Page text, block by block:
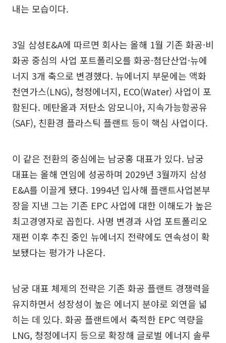
내는 모습이다.
3일 삼성E&A에 따르면 회사는 올해 1월 기존 화공·비
화공 중심의 사업 포트폴리오를 화공·첨단산업·뉴에
너지 3개 축으로 변경했다. 뉴에너지 부문에는 액화
천연가스(LNG), 청정에너지, ECO(Water) 사업이 포
함된다. 메탄올과 저탄소 암모니아, 지속가능항공유
(SAF), 친환경 플라스틱 플랜트 등이 핵심 사업이다.
이 같은 전환의 중심에는 남궁홍 대표가 있다. 남궁
대표는 올해 연임에 성공하며 2029년 3월까지 삼성
E&A를 이끌게 됐다. 1994년 입사해 플랜트사업본부
장을 지낸 그는 기존 EPC 사업에 대한 이해도가 높은
최고경영자로 꼽힌다. 사명 변경과 사업 포트폴리오
재편 이후 추진 중인 뉴에너지 전략에도 연속성이 확
보됐다는 평가가 나온다.
남궁 대표 체제의 전략은 기존 화공 플랜트 경쟁력을
유지하면서 성장성이 높은 에너지 분야로 외연을 넓
히는 데 있다. 화공 플랜트에서 축적한 EPC 역량을
LNG, 청정에너지 등으로 확장해 글로벌 에너지 솔루